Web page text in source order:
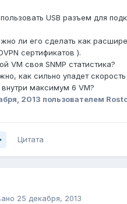
USB разъем для
ли его сделать как
сертификатов ).
VM своя SNMP статистика?
как сильно упадет скорость
внутри максимум 6 VM?
2013 пользователем
Цитата
25 декабря, 2013